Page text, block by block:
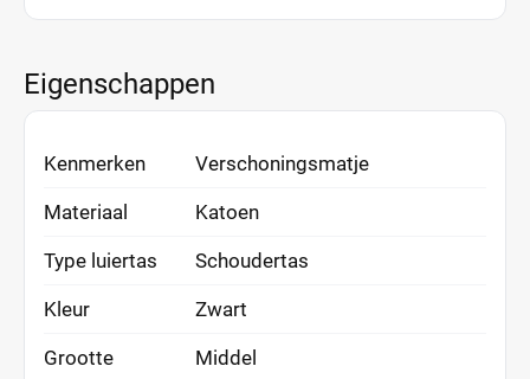
Eigenschappen
Kenmerken Verschoningsmatje
Materiaal Katoen
Type luiertas Schoudertas
Kleur Zwart
Grootte Middel